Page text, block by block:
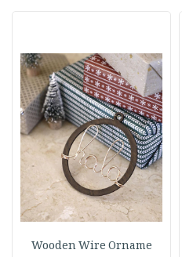
Wooden Wire Orname